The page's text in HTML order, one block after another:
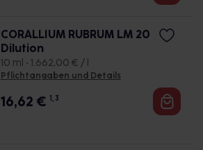
CORALLIUM RUBRUM LM 20
Dilution
10 ml • 1.662,00 € / l
Pflichtangaben und Details
16,62 € 1, 3